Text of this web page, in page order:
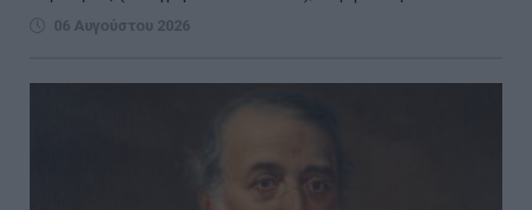
06 Αυγούστου 2026